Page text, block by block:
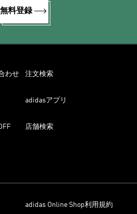
無料登録
わせ 注文検索
adidasアプリ
店舗検索
adidas Online Shop利用規約